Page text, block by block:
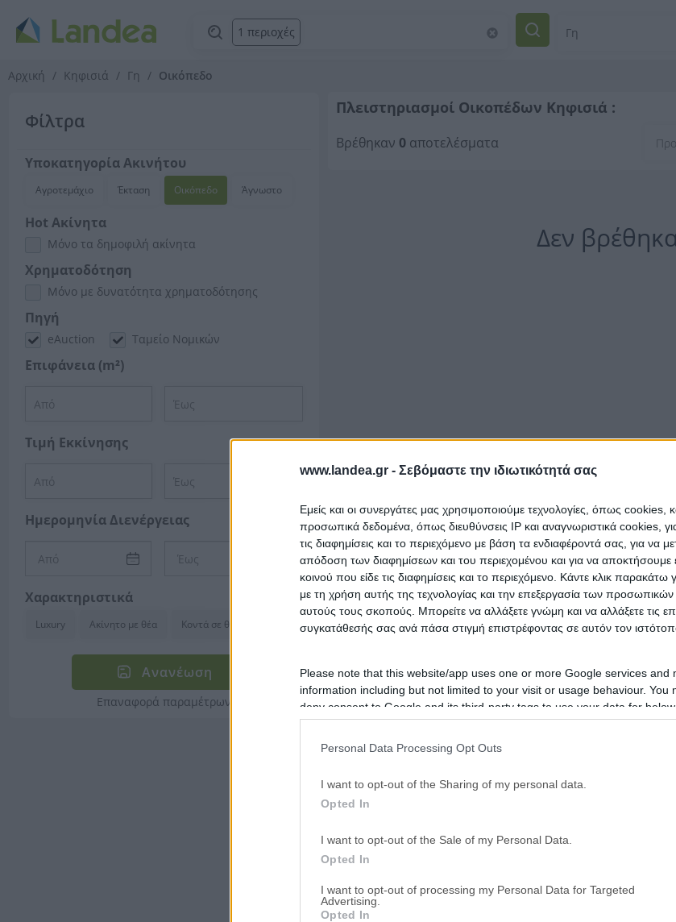
www.landea.gr - Σεβόμαστε την ιδιωτικότητά σας
Εμείς και οι συνεργάτες μας χρησιμοποιούμε τεχνολογίες, όπως cookies,
προσωπικά δεδομένα, όπως διευθύνσεις IP και αναγνωριστικά cookies,
τις διαφημίσεις και το περιεχόμενο με βάση τα ενδιαφέροντά σας, για να
απόδοση των διαφημίσεων και του περιεχομένου και για να
κοινού που είδε τις διαφημίσεις και το περιεχόμενο. Κάντε κλικ
με τη χρήση αυτής της τεχνολογίας και την επεξεργασία των
αυτούς τους σκοπούς. Μπορείτε να αλλάξετε γνώμη και να αλλάξετε τις
συγκατάθεσής σας ανά πάσα στιγμή επιστρέφοντας σε αυτόν τον
Please note that this website/app uses one or more Google services and
information including but not limited to your visit or usage behaviour. You
deny consent to Google and its third-party tags to use your data for
in below Google consent section.
Personal Data Processing Opt Outs
I want to opt-out of the Sharing of my personal data.
Opted In
I want to opt-out of the Sale of my Personal Data.
Opted In
I want to opt-out of processing my Personal Data for Targeted
Advertising.
Opted In
1 περιοχές
Αρχική Κηφισιά Γη Οικόπεδο
Φίλτρα
Υποκατηγορία Ακινήτου
Αγροτεμάχιο Έκταση Οικόπεδο Άγνωστο
Hot Ακίνητα
Μόνο τα δημοφιλή ακίνητα
Χρηματοδότηση
Μόνο με δυνατότητα χρηματοδότησης
Πηγή
eAuction Ταμείο Νομικών
Επιφάνεια (m²)
Τιμή Εκκίνησης
Ημερομηνία Διενέργειας
Χαρακτηριστικά
Luxury Ακίνητο με θέα Κοντά σε θάλασσα
Ανανέωση
Επαναφορά παραμέτρων
Πλειστηριασμοί Οικοπέδων Κηφισιά :
Βρέθηκαν 0 αποτελέσματα
Δεν